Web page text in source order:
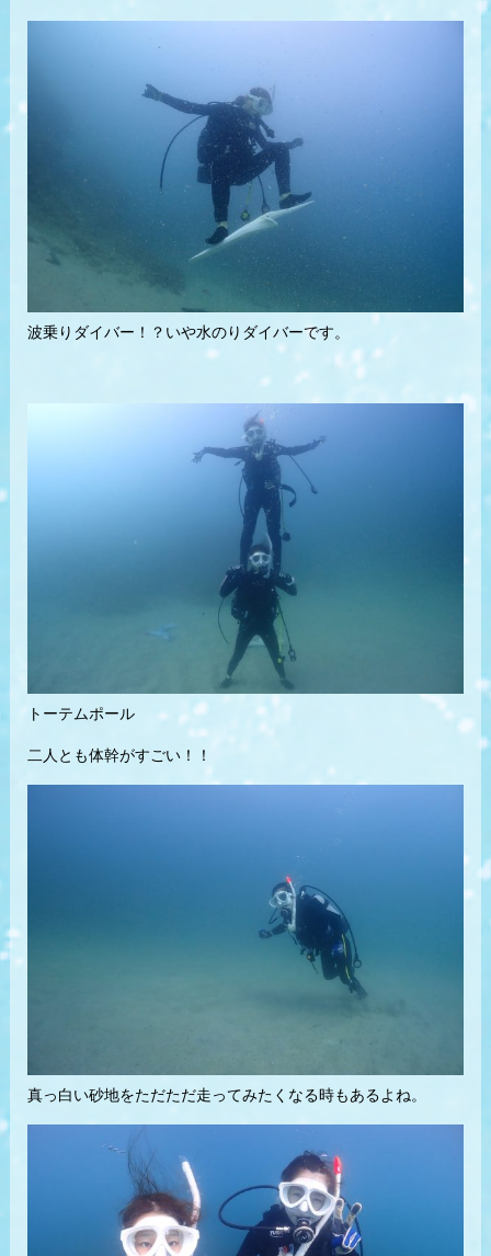
波乗りダイバー！？いや水のりダイバーです。
トーテムポール
二人とも体幹がすごい！！
真っ白い砂地をただただ走ってみたくなる時もあるよね。